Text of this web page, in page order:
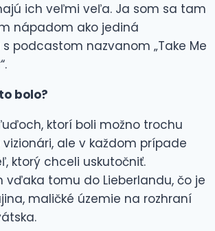
ich veľmi veľa. Ja som sa tam
nápadom ako jediná
podcastom nazvanom „Take Me
bolo?
ktorí boli možno trochu
ale v každom prípade
ktorý chceli uskutočniť.
vďaka tomu do Lieberlandu, čo je
maličké územie na rozhraní